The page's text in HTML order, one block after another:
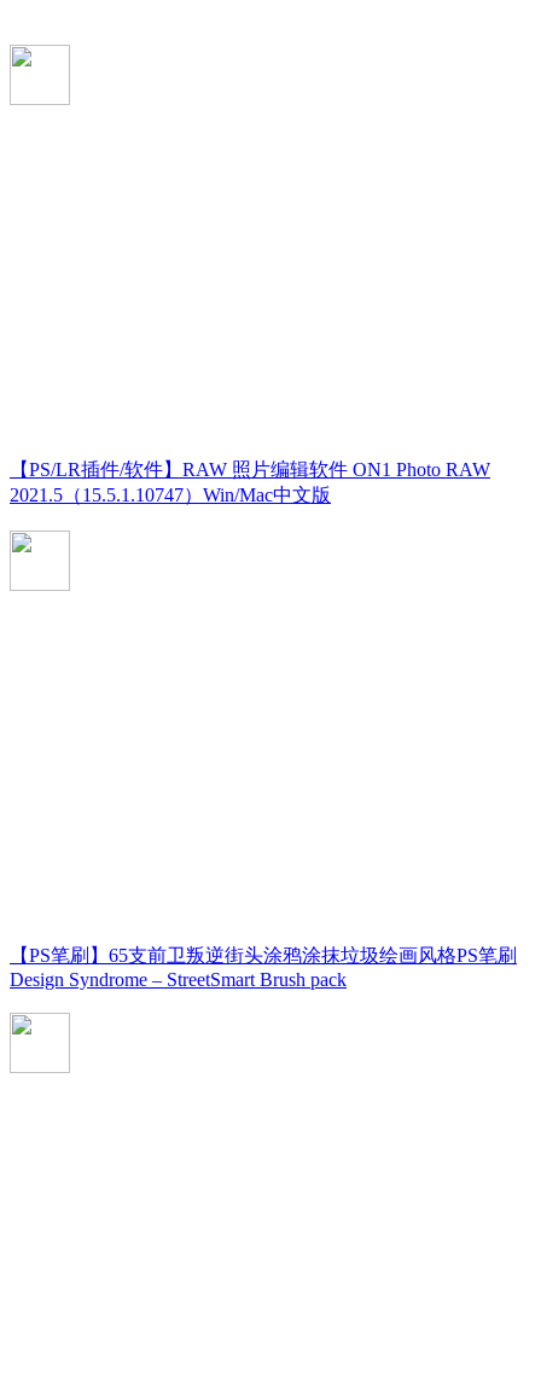
【PS/LR插件/软件】RAW 照片编辑软件 ON1 Photo RAW
2021.5（15.5.1.10747）Win/Mac中文版
【PS笔刷】65支前卫叛逆街头涂鸦涂抹垃圾绘画风格PS笔刷
Design Syndrome – StreetSmart Brush pack